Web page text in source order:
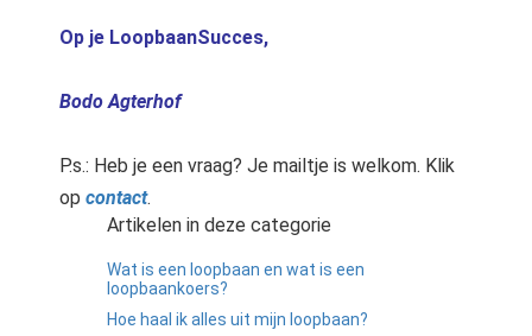
Op je LoopbaanSucces,
Bodo Agterhof
P.s.: Heb je een vraag? Je mailtje is welkom. Klik
op contact.
Artikelen in deze categorie
Wat is een loopbaan en wat is een
loopbaankoers?
Hoe haal ik alles uit mijn loopbaan?